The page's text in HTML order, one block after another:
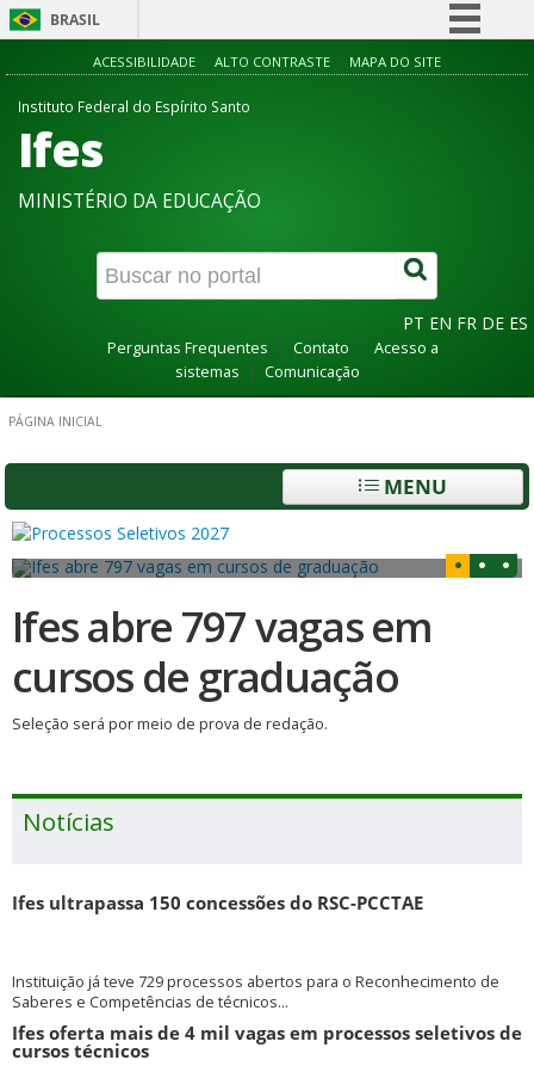
BRASIL
Simplifique!
Canais
ACESSIBILIDADE ALTO CONTRASTE MAPA DO SITE
Instituto Federal do Espírito Santo
Ifes
MINISTÉRIO DA EDUCAÇÃO
PT EN FR DE ES
Perguntas Frequentes Contato
Acesso a
sistemas
Comunicação
PÁGINA INICIAL
MENU
Ifes abre 797 vagas em
cursos de graduação
Seleção será por meio de prova de redação.
Notícias
Ifes ultrapassa 150 concessões do RSC-PCCTAE
Instituição já teve 729 processos abertos para o Reconhecimento de
Saberes e Competências de técnicos...
Ifes oferta mais de 4 mil vagas em processos seletivos de
cursos técnicos